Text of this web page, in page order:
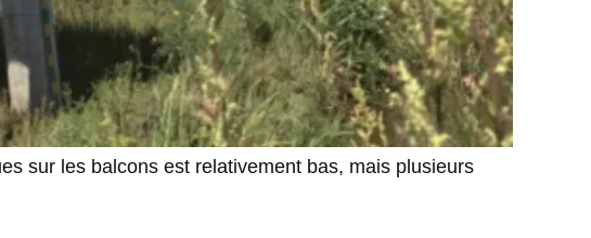
sur les balcons est relativement bas, mais plusieurs